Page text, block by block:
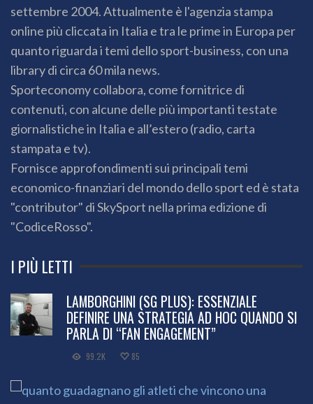
settembre 2004. Attualmente è l'agenzia stampa
online più cliccata in Italia e tra le prime in Europa per
quanto riguarda i temi dello sport-business, con una
library di circa 60 mila news.
Sporteconomy collabora, come fornitrice di
contenuti, con alcune delle più importanti testate
giornalistiche in Italia e all’estero (radio, carta
stampata e tv).
Fornisce approfondimenti sui principali temi
economico-finanziari del mondo dello sport ed è stata
"contributor" di SkySport nella prima edizione di
"CodiceRosso".
I PIÙ LETTI
LAMBORGHINI (SG PLUS): ESSENZIALE
DEFINIRE UNA STRATEGIA AD HOC QUANDO SI
PARLA DI “FAN ENGAGEMENT”
99.2K 85